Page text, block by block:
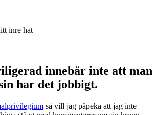
inre hat
innebär inte att man
har det jobbigt.
så vill jag påpeka att jag inte